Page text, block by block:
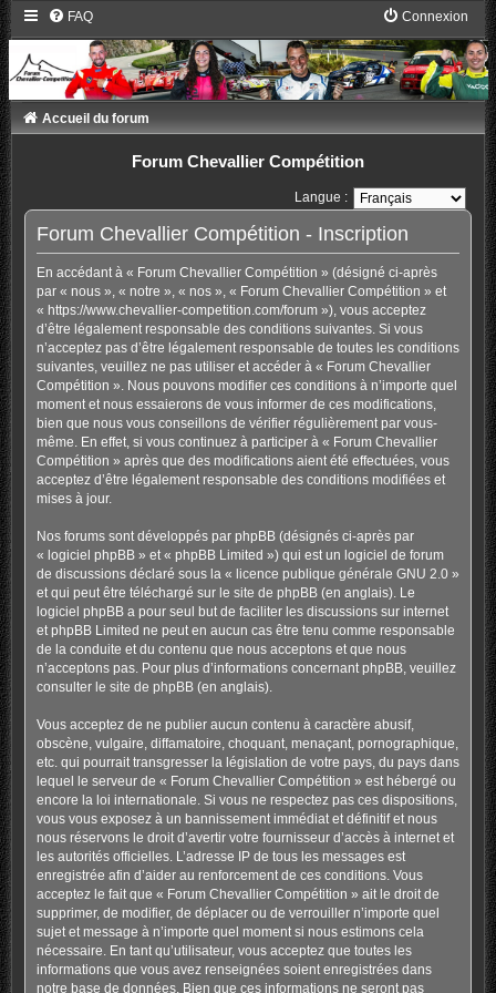
FAQ Connexion
Accueil du forum
Forum Chevallier Compétition
Langue :
Forum Chevallier Compétition - Inscription
En accédant à « Forum Chevallier Compétition » (désigné ci-après
par « nous », « notre », « nos », « Forum Chevallier Compétition » et
« https://www.chevallier-competition.com/forum »), vous acceptez
d’être légalement responsable des conditions suivantes. Si vous
n’acceptez pas d’être légalement responsable de toutes les conditions
suivantes, veuillez ne pas utiliser et accéder à « Forum Chevallier
Compétition ». Nous pouvons modifier ces conditions à n’importe quel
moment et nous essaierons de vous informer de ces modifications,
bien que nous vous conseillons de vérifier régulièrement par vous-
même. En effet, si vous continuez à participer à « Forum Chevallier
Compétition » après que des modifications aient été effectuées, vous
acceptez d’être légalement responsable des conditions modifiées et
mises à jour.
Nos forums sont développés par phpBB (désignés ci-après par
« logiciel phpBB » et « phpBB Limited ») qui est un logiciel de forum
de discussions déclaré sous la « licence publique générale GNU 2.0»
et qui peut être téléchargé sur le site de phpBB(en anglais). Le
logiciel phpBB a pour seul but de faciliter les discussions sur internet
et phpBB Limited ne peut en aucun cas être tenu comme responsable
de la conduite et du contenu que nous acceptons et que nous
n’acceptons pas. Pour plus d’informations concernant phpBB, veuillez
consulter le site de phpBB(en anglais).
Vous acceptez de ne publier aucun contenu à caractère abusif,
obscène, vulgaire, diffamatoire, choquant, menaçant, pornographique,
etc. qui pourrait transgresser la législation de votre pays, du pays dans
lequel le serveur de « Forum Chevallier Compétition » est hébergé ou
encore la loi internationale. Si vous ne respectez pas ces dispositions,
vous vous exposez à un bannissement immédiat et définitif et nous
nous réservons le droit d’avertir votre fournisseur d’accès à internet et
les autorités officielles. L’adresse IP de tous les messages est
enregistrée afin d’aider au renforcement de ces conditions. Vous
acceptez le fait que « Forum Chevallier Compétition » ait le droit de
supprimer, de modifier, de déplacer ou de verrouiller n’importe quel
sujet et message à n’importe quel moment si nous estimons cela
nécessaire. En tant qu’utilisateur, vous acceptez que toutes les
informations que vous avez renseignées soient enregistrées dans
notre base de données. Bien que ces informations ne seront pas